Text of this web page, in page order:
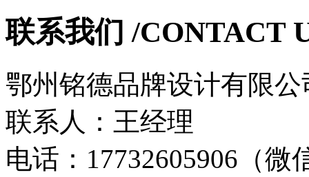
联系我们 /CONTACT
鄂州铭德品牌设计有限公
联系人：王经理
电话：17732605906（微